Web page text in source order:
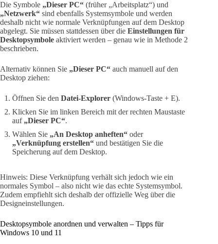
Die Symbole „Dieser PC“ (früher „Arbeitsplatz“) und
„Netzwerk“ sind ebenfalls Systemsymbole und werden
deshalb nicht wie normale Verknüpfungen auf dem Desktop
abgelegt. Sie müssen stattdessen über die Einstellungen für
Desktopsymbole aktiviert werden – genau wie in Methode 2
beschrieben.
Alternativ können Sie „Dieser PC“ auch manuell auf den
Desktop ziehen:
Öffnen Sie den Datei-Explorer (Windows-Taste + E).
Klicken Sie im linken Bereich mit der rechten Maustaste
auf „Dieser PC“.
Wählen Sie „An Desktop anheften“ oder
„Verknüpfung erstellen“ und bestätigen Sie die
Speicherung auf dem Desktop.
Hinweis: Diese Verknüpfung verhält sich jedoch wie ein
normales Symbol – also nicht wie das echte Systemsymbol.
Zudem empfiehlt sich deshalb der offizielle Weg über die
Designeinstellungen.
Desktopsymbole anordnen und verwalten – Tipps für
Windows 10 und 11